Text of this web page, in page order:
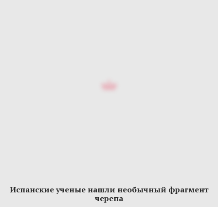
Испанские ученые нашли необычный фрагмент
черепа